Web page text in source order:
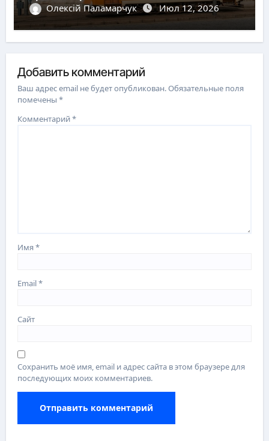
Олексій Паламарчук Июл 12, 2026
Добавить комментарий
Ваш адрес email не будет опубликован.Обязательные поля
помечены*
Комментарий*
Имя*
Email*
Сайт
Сохранить моё имя, email и адрес сайта в этом браузере для
последующих моих комментариев.